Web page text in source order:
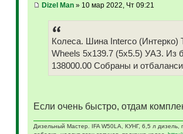
Dizel Man» 10 мар 2022, Чт 09:21
Колеса. Шина Interco (Интерко)
Wheels 5x139.7 (5x5.5) УАЗ. Из
138000.00 Собраны и
Если очень быстро, отдам
Дизельный Мастер. IFA W50LA, КУНГ, 6,5 л